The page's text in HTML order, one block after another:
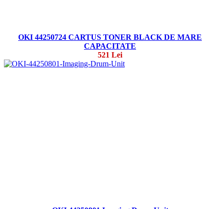
OKI 44250724 CARTUS TONER BLACK DE MARE
CAPACITATE
521 Lei